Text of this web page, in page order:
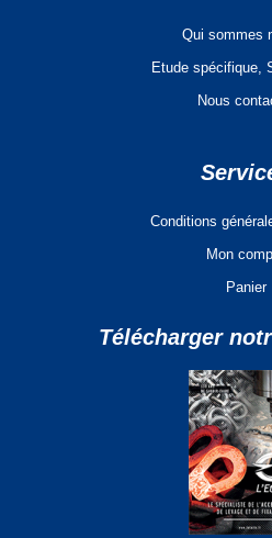
Qui sommes
Etude spécifique,
Nous
Conditions
Mon
Panier
Télécharger